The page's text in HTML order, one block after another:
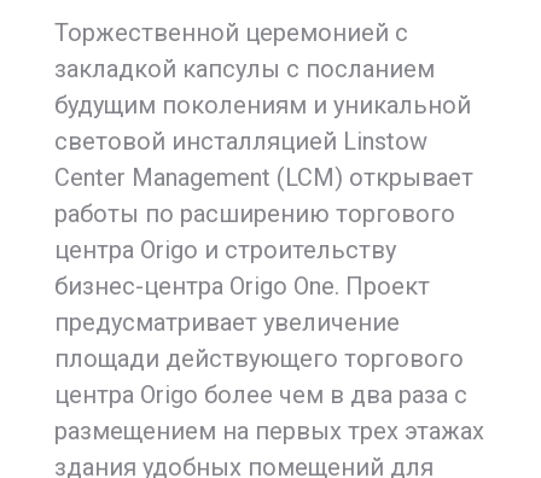
Торжественной церемонией с
закладкой капсулы с посланием
будущим поколениям и уникальной
световой инсталляцией Linstow
Center Management (LCM) открывает
работы по расширению торгового
центра Origo и строительству
бизнес-центра Origo One. Проект
предусматривает увеличение
площади действующего торгового
центра Origo более чем в два раза с
размещением на первых трех этажах
здания удобных помещений для